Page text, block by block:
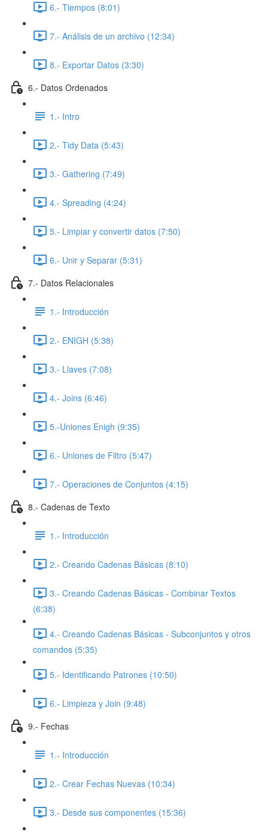
6.- Tiempos (8:01)
7.- Análisis de un archivo (12:34)
8.- Exportar Datos (3:30)
6.- Datos Ordenados
1.- Intro
2.- Tidy Data (5:43)
3.- Gathering (7:49)
4.- Spreading (4:24)
5.- Limpiar y convertir datos (7:50)
6.- Unir y Separar (5:31)
7.- Datos Relacionales
1.- Introducción
2.- ENIGH (5:38)
3.- Llaves (7:08)
4.- Joins (6:46)
5.-Uniones Enigh (9:35)
6.- Uniones de Filtro (5:47)
7.- Operaciones de Conjuntos (4:15)
8.- Cadenas de Texto
1.- Introducción
2.- Creando Cadenas Básicas (8:10)
3.- Creando Cadenas Básicas - Combinar Textos
(6:38)
4.- Creando Cadenas Básicas - Subconjuntos y otros
comandos (5:35)
5.- Identificando Patrones (10:50)
6.- Limpieza y Join (9:48)
9.- Fechas
1.- Introducción
2.- Crear Fechas Nuevas (10:34)
3.- Desde sus componentes (15:36)